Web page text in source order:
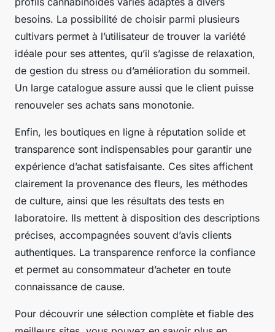
besoins. La possibilité de choisir parmi plusieurs
cultivars permet à l’utilisateur de trouver la variété
idéale pour ses attentes, qu’il s’agisse de relaxation,
de gestion du stress ou d’amélioration du sommeil.
Un large catalogue assure aussi que le client puisse
renouveler ses achats sans monotonie.
Enfin, les boutiques en ligne à réputation solide et
transparence sont indispensables pour garantir une
expérience d’achat satisfaisante. Ces sites affichent
clairement la provenance des fleurs, les méthodes
de culture, ainsi que les résultats des tests en
laboratoire. Ils mettent à disposition des descriptions
précises, accompagnées souvent d’avis clients
authentiques. La transparence renforce la confiance
et permet au consommateur d’acheter en toute
connaissance de cause.
Pour découvrir une sélection complète et fiable des